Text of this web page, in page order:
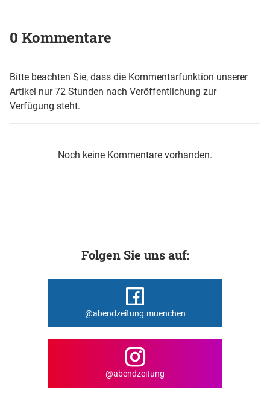
0 Kommentare
Bitte beachten Sie, dass die Kommentarfunktion unserer
Artikel nur 72 Stunden nach Veröffentlichung zur
Verfügung steht.
Noch keine Kommentare vorhanden.
Folgen Sie uns auf:
@abendzeitung.muenchen
@abendzeitung